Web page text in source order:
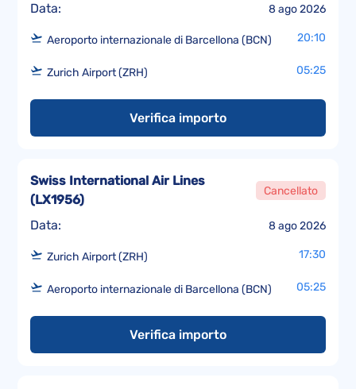
Data: 8 ago 2026
Aeroporto internazionale di Barcellona (BCN) 20:10
Zurich Airport (ZRH) 05:25
Verifica importo
Data: 8 ago 2026
Swiss International Air Lines
(LX1956)
Cancellato
Zurich Airport (ZRH) 17:30
Aeroporto internazionale di Barcellona (BCN) 05:25
Verifica importo